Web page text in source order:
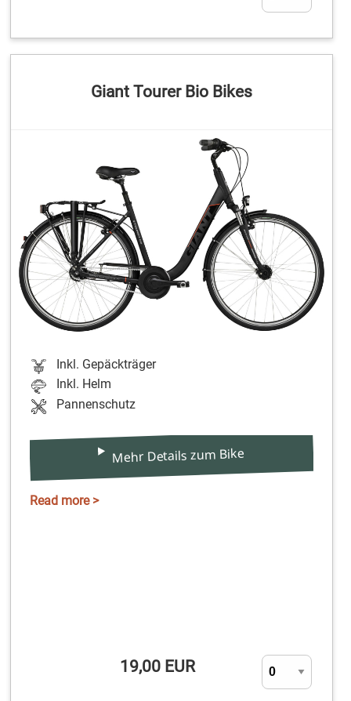
Giant Tourer Bio Bikes
Inkl. Gepäckträger
Inkl. Helm
Pannenschutz
Mehr Details zum Bike
Read more >
19,00 EUR